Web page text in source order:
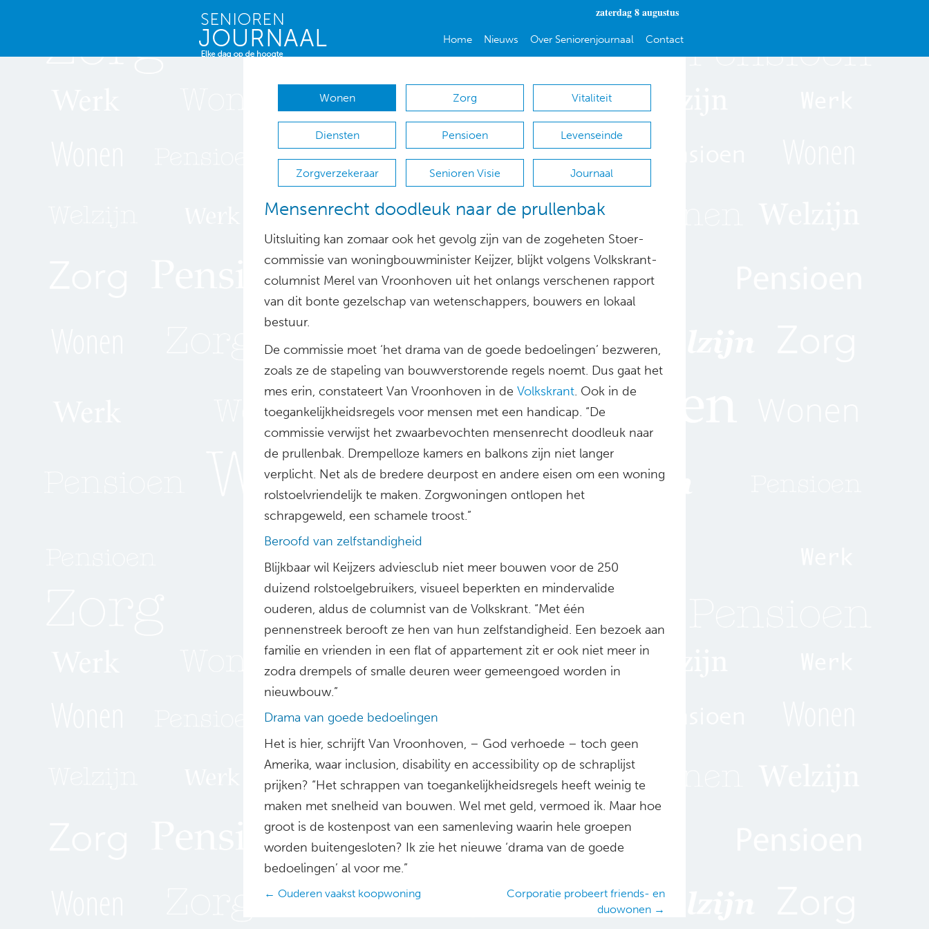
zaterdag 8 augustus
Home Nieuws Over Seniorenjournaal Contact
Wonen Zorg Vitaliteit
Diensten Pensioen Levenseinde
Zorgverzekeraar Senioren Visie Journaal
Mensenrecht doodleuk naar de prullenbak
Uitsluiting kan zomaar ook het gevolg zijn van de zogeheten Stoer-
commissie van woningbouwminister Keijzer, blijkt volgens Volkskrant-
columnist Merel van Vroonhoven uit het onlangs verschenen rapport
van dit bonte gezelschap van wetenschappers, bouwers en lokaal
bestuur.
De commissie moet ‘het drama van de goede bedoelingen’ bezweren,
zoals ze de stapeling van bouwverstorende regels noemt. Dus gaat het
mes erin, constateert Van Vroonhoven in de Volkskrant. Ook in de
toegankelijkheidsregels voor mensen met een handicap. “De
commissie verwijst het zwaarbevochten mensenrecht doodleuk naar
de prullenbak. Drempelloze kamers en balkons zijn niet langer
verplicht. Net als de bredere deurpost en andere eisen om een woning
rolstoelvriendelijk te maken. Zorgwoningen ontlopen het
schrapgeweld, een schamele troost.”
Beroofd van zelfstandigheid
Blijkbaar wil Keijzers adviesclub niet meer bouwen voor de 250
duizend rolstoelgebruikers, visueel beperkten en mindervalide
ouderen, aldus de columnist van de Volkskrant. “Met één
pennenstreek berooft ze hen van hun zelfstandigheid. Een bezoek aan
familie en vrienden in een flat of appartement zit er ook niet meer in
zodra drempels of smalle deuren weer gemeengoed worden in
nieuwbouw.”
Drama van goede bedoelingen
Het is hier, schrijft Van Vroonhoven, – God verhoede – toch geen
Amerika, waar inclusion, disability en accessibility op de schraplijst
prijken? “Het schrappen van toegankelijkheidsregels heeft weinig te
maken met snelheid van bouwen. Wel met geld, vermoed ik. Maar hoe
groot is de kostenpost van een samenleving waarin hele groepen
worden buitengesloten? Ik zie het nieuwe ‘drama van de goede
bedoelingen’ al voor me.”
Posts
← Ouderen vaakst koopwoning
Corporatie probeert friends- en
duowonen →